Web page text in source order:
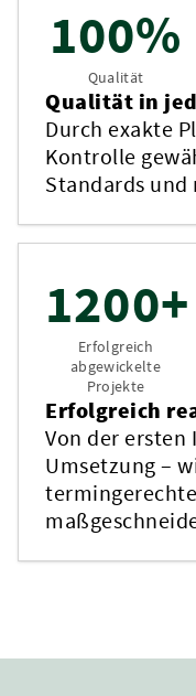
100%
Qualität
Qualität in
Durch exakte
Kontrolle
Standards und
1200+
Erfolgreich
abgewickelte
Projekte
Erfolgreich
Von der ersten
Umsetzung –